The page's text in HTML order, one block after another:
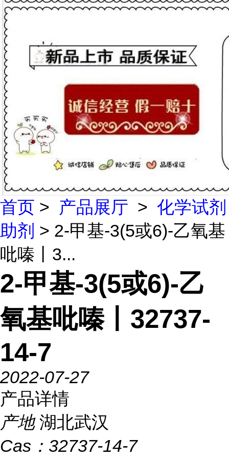
首页 > 产品展厅 > 化学试剂
助剂 > 2-甲基-3(5或6)-乙氧基
吡嗪丨3...
2-甲基-3(5或6)-乙
氧基吡嗪丨32737-
14-7
2022-07-27
产品详情
产地 湖北武汉
Cas： 32737-14-7